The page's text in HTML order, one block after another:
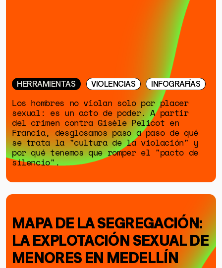
HERRAMIENTAS VIOLENCIAS INFOGRAFÍAS
Los hombres no violan solo por placer
sexual: es un acto de poder. A partir
del crimen contra Gisèle Pelicot en
Francia, desglosamos paso a paso de qué
se trata la "cultura de la violación" y
por qué tenemos que romper el "pacto de
silencio".
MAPA DE LA SEGREGACIÓN:
LA EXPLOTACIÓN SEXUAL DE
MENORES EN MEDELLÍN